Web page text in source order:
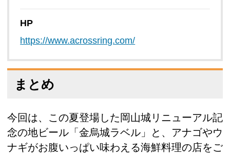
HP
https://www.acrossring.com/
まとめ
今回は、この夏登場した岡山城リニューアル記
念の地ビール「金烏城ラベル」と、アナゴやウ
ナギがお腹いっぱい味わえる海鮮料理の店をご